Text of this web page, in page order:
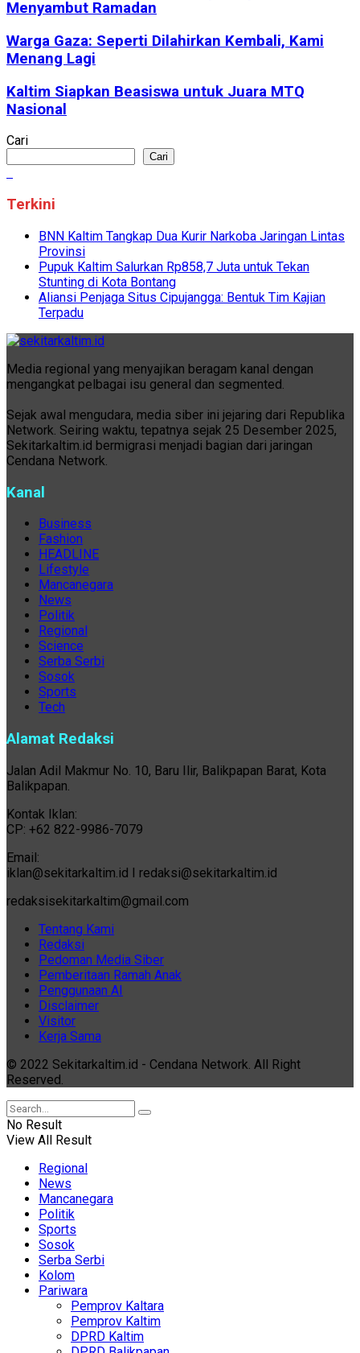
Menyambut Ramadan
Warga Gaza: Seperti Dilahirkan Kembali, Kami
Menang Lagi
Kaltim Siapkan Beasiswa untuk Juara MTQ
Nasional
Cari
Cari
Terkini
BNN Kaltim Tangkap Dua Kurir Narkoba Jaringan Lintas
Provinsi
Pupuk Kaltim Salurkan Rp858,7 Juta untuk Tekan
Stunting di Kota Bontang
Aliansi Penjaga Situs Cipujangga: Bentuk Tim Kajian
Terpadu
Media regional yang menyajikan beragam kanal dengan
mengangkat pelbagai isu general dan segmented.
Sejak awal mengudara, media siber ini jejaring dari Republika
Network. Seiring waktu, tepatnya sejak 25 Desember 2025,
Sekitarkaltim.id bermigrasi menjadi bagian dari jaringan
Cendana Network.
Kanal
Business
Fashion
HEADLINE
Lifestyle
Mancanegara
News
Politik
Regional
Science
Serba Serbi
Sosok
Sports
Tech
Alamat Redaksi
Jalan Adil Makmur No. 10, Baru Ilir, Balikpapan Barat, Kota
Balikpapan.
Kontak Iklan:
CP: +62 822-9986-7079
Email:
iklan@sekitarkaltim.id I redaksi@sekitarkaltim.id
redaksisekitarkaltim@gmail.com
Tentang Kami
Redaksi
Pedoman Media Siber
Pemberitaan Ramah Anak
Penggunaan AI
Disclaimer
Visitor
Kerja Sama
© 2022 Sekitarkaltim.id - Cendana Network. All Right
Reserved.
No Result
View All Result
Regional
News
Mancanegara
Politik
Sports
Sosok
Serba Serbi
Kolom
Pariwara
Pemprov Kaltara
Pemprov Kaltim
DPRD Kaltim